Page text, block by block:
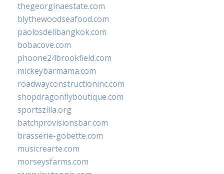
thegeorginaestate.com
blythewoodseafood.com
paolosdelibangkok.com
bobacove.com
phoone24brookfield.com
mickeybarmama.com
roadwayconstructioninc.com
shopdragonflyboutique.com
sportszilla.org
batchprovisionsbar.com
brasserie-gobette.com
musicrearte.com
morseysfarms.com